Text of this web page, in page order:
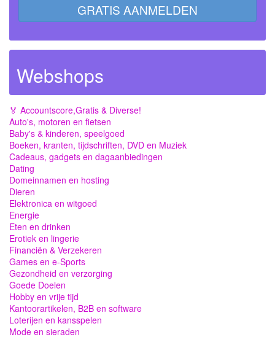
GRATIS AANMELDEN
Webshops
🏅 Accountscore,Gratis & Diverse!
Auto's, motoren en fietsen
Baby's & kinderen, speelgoed
Boeken, kranten, tijdschriften, DVD en Muziek
Cadeaus, gadgets en dagaanbiedingen
Dating
Domeinnamen en hosting
Dieren
Elektronica en witgoed
Energie
Eten en drinken
Erotiek en lingerie
Financiën & Verzekeren
Games en e-Sports
Gezondheid en verzorging
Goede Doelen
Hobby en vrije tijd
Kantoorartikelen, B2B en software
Loterijen en kansspelen
Mode en sieraden